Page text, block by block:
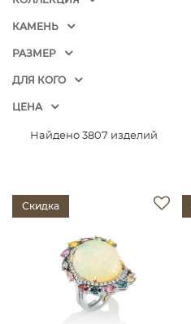
КАМЕНЬ
РАЗМЕР
ДЛЯ КОГО
ЦЕНА
Найдено 3807 изделий
Скидка